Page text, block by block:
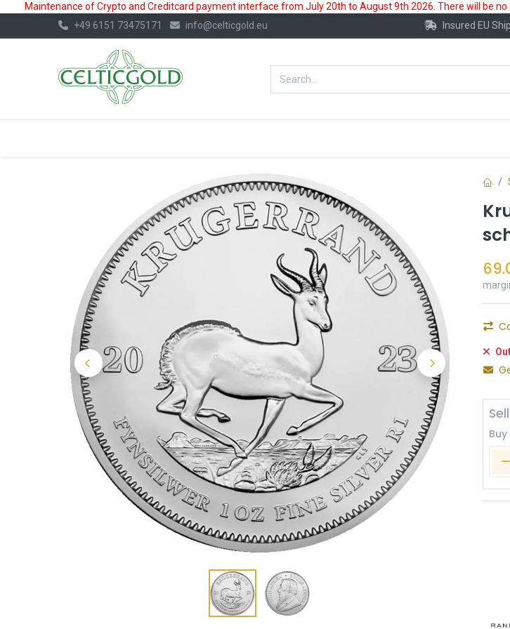
Maintenance of Crypto and Creditcard payment interface from July 20th to August 9th 2026. There will be
+49 6151 73475171
info@celticgold.eu Insured EU